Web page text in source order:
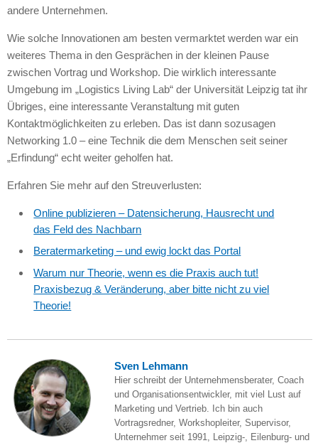
andere Unternehmen.
Wie solche Innovationen am besten vermarktet werden war ein
weiteres Thema in den Gesprächen in der kleinen Pause
zwischen Vortrag und Workshop. Die wirklich interessante
Umgebung im „Logistics Living Lab“ der Universität Leipzig tat ihr
Übriges, eine interessante Veranstaltung mit guten
Kontaktmöglichkeiten zu erleben. Das ist dann sozusagen
Networking 1.0 – eine Technik die dem Menschen seit seiner
„Erfindung“ echt weiter geholfen hat.
Erfahren Sie mehr auf den Streuverlusten:
Online publizieren – Datensicherung, Hausrecht und
das Feld des Nachbarn
Beratermarketing – und ewig lockt das Portal
Warum nur Theorie, wenn es die Praxis auch tut!
Praxisbezug & Veränderung, aber bitte nicht zu viel
Theorie!
Sven Lehmann
Hier schreibt der Unternehmensberater, Coach
und Organisationsentwickler, mit viel Lust auf
Marketing und Vertrieb. Ich bin auch
Vortragsredner, Workshopleiter, Supervisor,
Unternehmer seit 1991, Leipzig-, Eilenburg- und